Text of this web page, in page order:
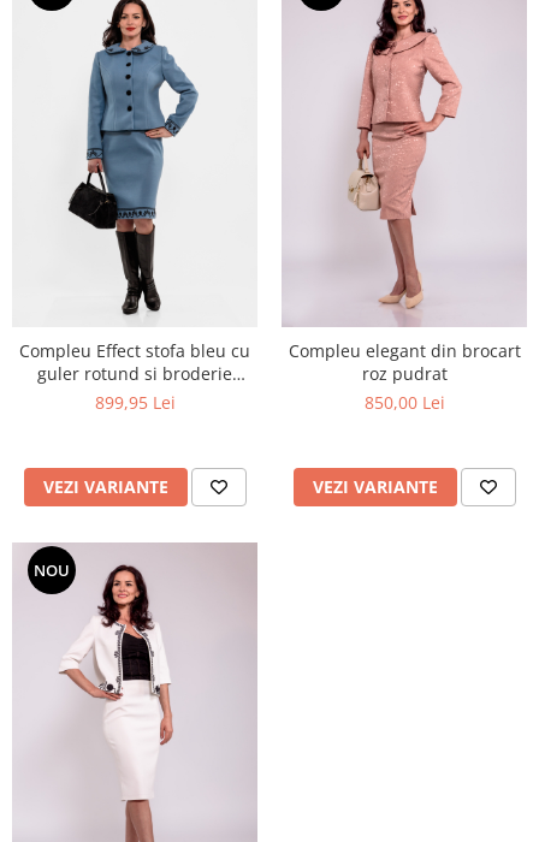
Compleu Effect stofa bleu cu
guler rotund si broderie
rafinata
899,95 Lei
VEZI VARIANTE
Compleu elegant din brocart
roz pudrat
850,00 Lei
VEZI VARIANTE
NOU